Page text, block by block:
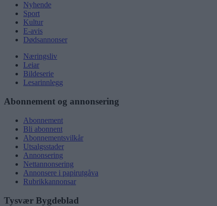
Nyhende
Sport
Kultur
E-avis
Dødsannonser
Næringsliv
Leiar
Bildeserie
Lesarinnlegg
Abonnement og annonsering
Abonnement
Bli abonnent
Abonnementsvilkår
Utsalgsstader
Annonsering
Nettannonsering
Annonsere i papirutgåva
Rubrikkannonsar
Tysvær Bygdeblad